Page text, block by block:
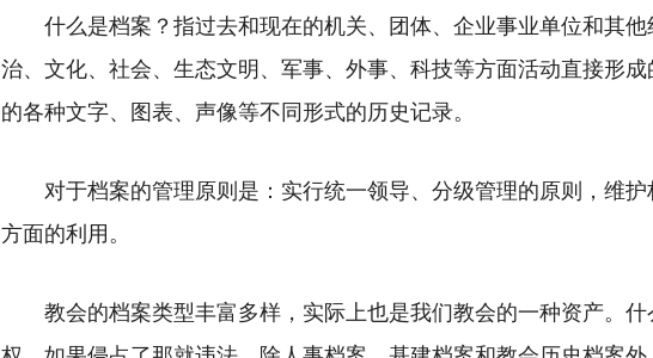
什么是档案？指过去和现在的机关、团体、企业事业单位和其
治、文化、社会、生态文明、军事、外事、科技等方面活动直接形
的各种文字、图表、声像等不同形式的历史记录。
对于档案的管理原则是：实行统一领导、分级管理的原则，维
方面的利用。
教会的档案类型丰富多样，实际上也是我们教会的一种资产。